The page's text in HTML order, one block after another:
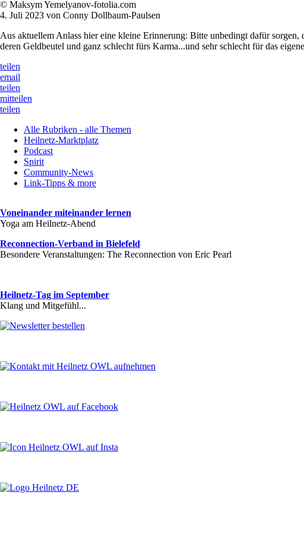
© Maksym Yemelyanov-fotolia.com
4. Juli 2023 von Conny Dollbaum-Paulsen
Aus aktuellem Anlass hier eine kleine Erinnerung: Bitte unbedingt dafür
deren Geldbeutel und ganz schlecht fürs Karma...und sehr schlecht für das
teilen
email
teilen
mitteilen
teilen
Alle Rubriken - alle Themen
Heilnetz-Marktplatz
Podcast
Spirit
Community-News
Link-Tipps & more
Voneinander miteinander lernen
Yoga am Heilnetz-Abend
Reconnection-Verband in Bielefeld
Besondere Veranstaltungen: The Reconnection von Eric Pearl
Heilnetz-Tag im September
Klang und Mitgefühl...